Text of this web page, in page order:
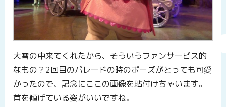
大雪の中来てくれたから、そういうファンサービス的
なもの？2回目のパレードの時のポーズがとっても可愛
かったので、記念にここの画像を貼付けちゃいます。
首を傾げている姿がいいですね。